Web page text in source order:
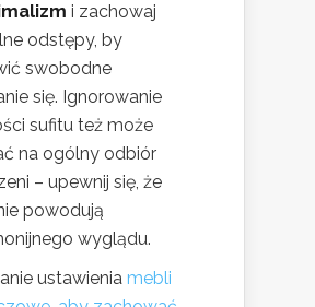
i zachowaj
odstępy, by
swobodne
się. Ignorowanie
sufitu też może
na ogólny odbiór
– upewnij się, że
powodują
wyglądu.
ustawienia mebli